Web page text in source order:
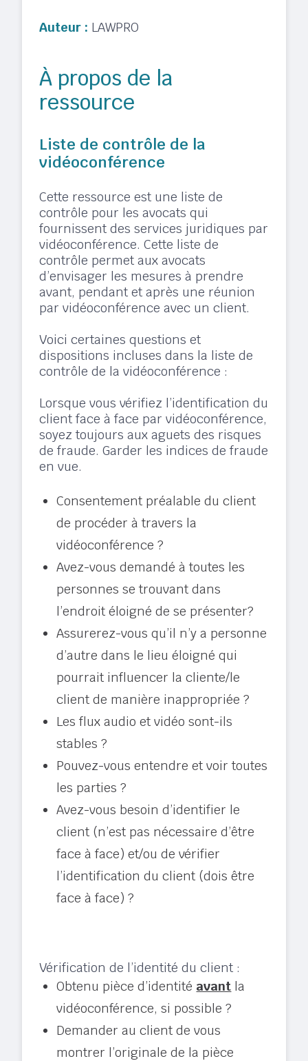
Auteur : LAWPRO
À propos de la
ressource
Liste de contrôle de la
vidéoconférence
Cette ressource est une liste de
contrôle pour les avocats qui
fournissent des services juridiques par
vidéoconférence. Cette liste de
contrôle permet aux avocats
d’envisager les mesures à prendre
avant, pendant et après une réunion
par vidéoconférence avec un client.
Voici certaines questions et
dispositions incluses dans la liste de
contrôle de la vidéoconférence :
Lorsque vous vérifiez l’identification du
client face à face par vidéoconférence,
soyez toujours aux aguets des risques
de fraude. Garder les indices de fraude
en vue.
Consentement préalable du client
de procéder à travers la
vidéoconférence ?
Avez-vous demandé à toutes les
personnes se trouvant dans
l’endroit éloigné de se présenter?
Assurerez-vous qu’il n’y a personne
d’autre dans le lieu éloigné qui
pourrait influencer la cliente/le
client de manière inappropriée ?
Les flux audio et vidéo sont-ils
stables ?
Pouvez-vous entendre et voir toutes
les parties ?
Avez-vous besoin d’identifier le
client (n’est pas nécessaire d’être
face à face) et/ou de vérifier
l’identification du client (dois être
face à face) ?
Vérification de l’identité du client :
Obtenu pièce d’identité avant la
vidéoconférence, si possible ?
Demander au client de vous
montrer l’originale de la pièce